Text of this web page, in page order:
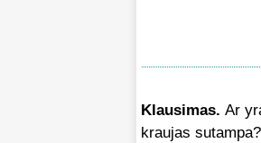
Klausimas. Ar
kraujas